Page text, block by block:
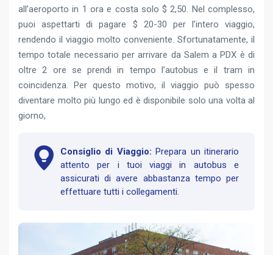
all’aeroporto in 1 ora e costa solo $ 2,50. Nel complesso,
puoi aspettarti di pagare $ 20-30 per l’intero viaggio,
rendendo il viaggio molto conveniente. Sfortunatamente, il
tempo totale necessario per arrivare da Salem a PDX è di
oltre 2 ore se prendi in tempo l’autobus e il tram in
coincidenza. Per questo motivo, il viaggio può spesso
diventare molto più lungo ed è disponibile solo una volta al
giorno,
Consiglio di Viaggio: Prepara un itinerario
attento per i tuoi viaggi in autobus e
assicurati di avere abbastanza tempo per
effettuare tutti i collegamenti.